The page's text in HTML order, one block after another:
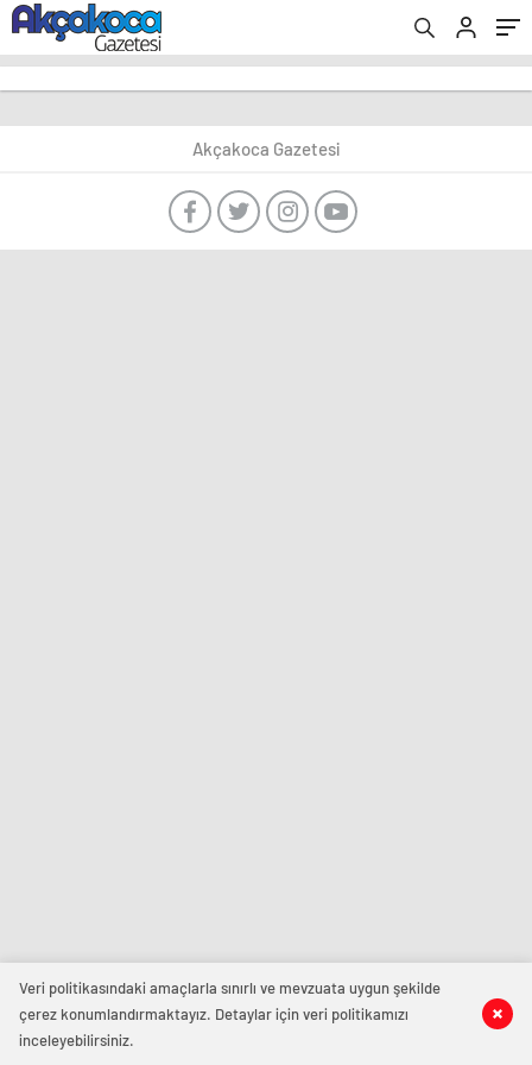
Akçakoca Gazetesi
Veri politikasındaki amaçlarla sınırlı ve mevzuata uygun şekilde
çerez konumlandırmaktayız. Detaylar için veri politikamızı
inceleyebilirsiniz.